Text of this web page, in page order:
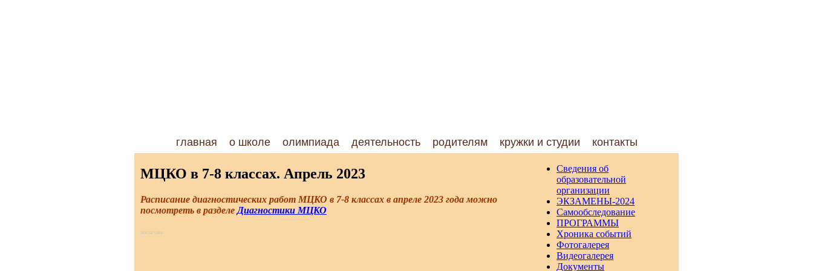
главная о школе олимпиада деятельность родителям кружки и студии контакты
МЦКО в 7-8 классах. Апрель 2023
Расписание диагностических работ МЦКО в 7-8 классах в апреле 2023 года можно
посмотреть в разделе Диагностики МЦКО
Social Like
Сведения об
образовательной
организации
ЭКЗАМЕНЫ-2024
Самообследование
ПРОГРАММЫ
Хроника событий
Фотогалерея
Видеогалерея
Документы